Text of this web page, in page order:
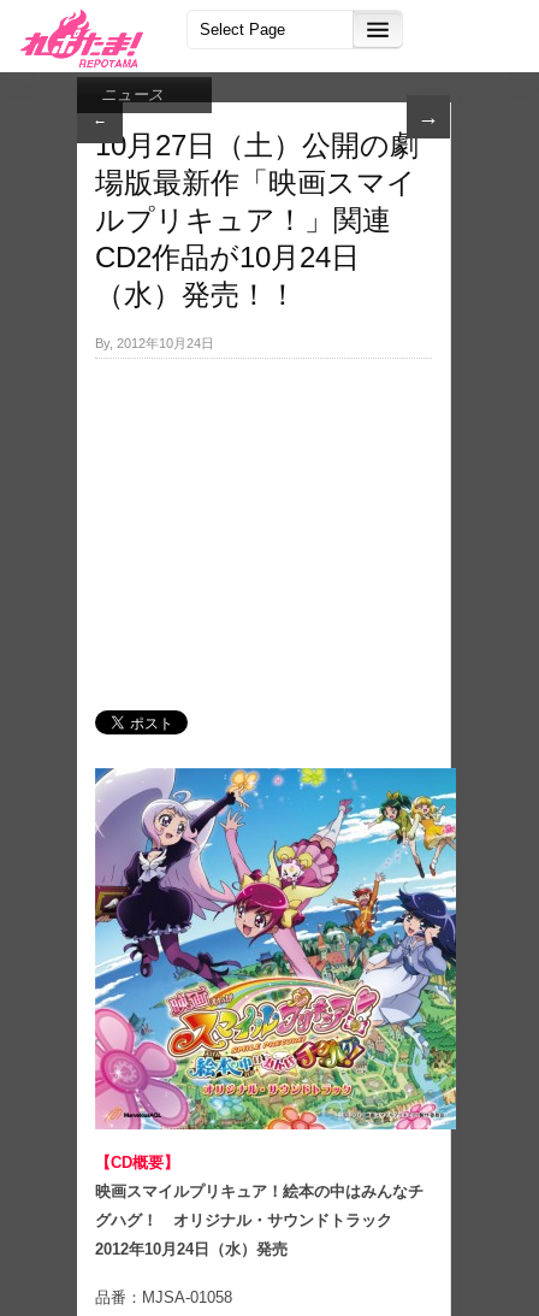
← →
ニュース
10月27日（土）公開の劇
場版最新作「映画スマイ
ルプリキュア！」関連
CD2作品が10月24日
（水）発売！！
By, 2012年10月24日
【CD概要】
映画スマイルプリキュア！絵本の中はみんなチ
グハグ！ オリジナル・サウンドトラック
2012年10月24日（水）発売
品番：MJSA-01058